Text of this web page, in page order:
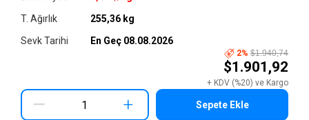
2% $1.940,74
$1.901,92
+ KDV (%20) ve Kargo
T. Ağırlık
Sevk Tarihi
255,36 kg
En Geç 08.08.2026
+ Sepete Ekle